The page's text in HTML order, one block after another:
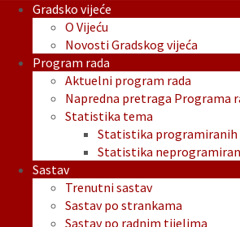
Gradsko vijeće
O Vijeću
Novosti Gradskog vijeća
Program rada
Aktuelni program rada
Napredna pretraga Programa
Statistika tema
Statistika programiranih
Statistika
Sastav
Trenutni sastav
Sastav po strankama
Sastav po radnim tijelima